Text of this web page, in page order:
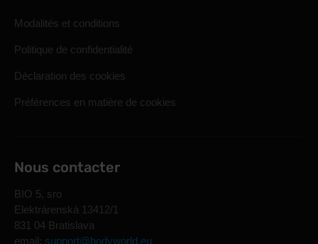
Modalités et conditions
Politique de confidentialité
Déclaration des cookies
Préférences en matière de cookies
Nous contacter
BIO 5, sro
Elektrárenská 13412/1
831 04 Bratislava
email: support@bodyworld.eu